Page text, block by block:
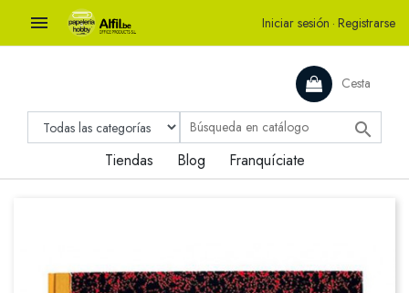
 Iniciar sesión · Registrarse
Cesta

Tiendas Blog Franquíciate